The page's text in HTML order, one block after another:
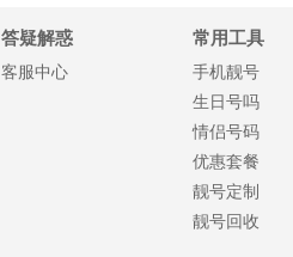
答疑解惑
客服中心
常用工具
手机靓号
生日号吗
情侣号码
优惠套餐
靓号定制
靓号回收